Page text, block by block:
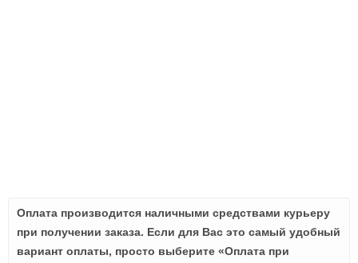
Оплата производится наличными средствами курьеру
при получении заказа. Если для Вас это самый удобный
вариант оплаты, просто выберите «Оплата при